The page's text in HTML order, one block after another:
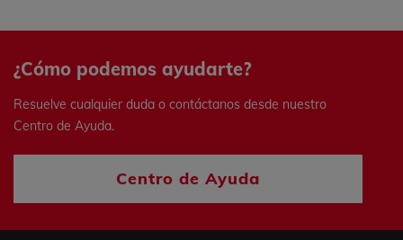
¿Cómo podemos ayudarte?
Resuelve cualquier duda o contáctanos desde nuestro
Centro de Ayuda.
Centro de Ayuda